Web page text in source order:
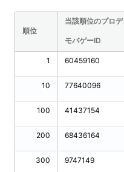
順位
当該順位のプロ
モバゲーID
1
10
100
200
300
60459160
77640096
41437154
68436164
9747149